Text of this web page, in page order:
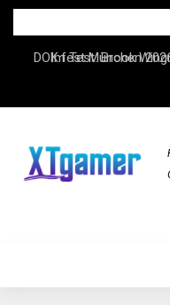
Skip
content Im Test: Brook
DOK.fest München